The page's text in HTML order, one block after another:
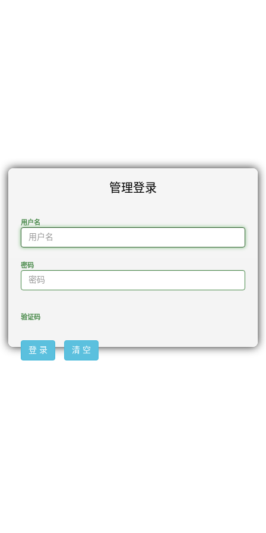
管理登录
用户名
密码
验证码
登 录 清 空